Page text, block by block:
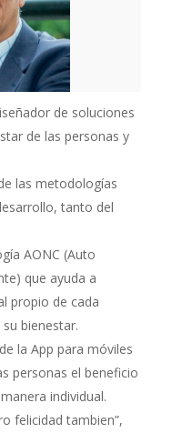
de soluciones
de las personas y
las metodologías
tanto del
AONC (Auto
que ayuda a
propio de cada
bienestar.
la App para móviles
personas el beneficio
individual.
felicidad tambien”,